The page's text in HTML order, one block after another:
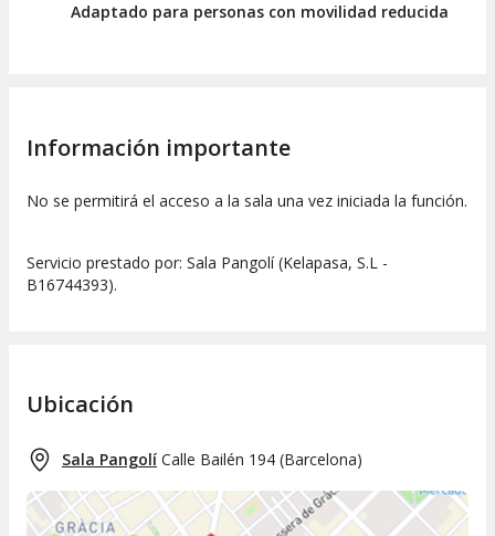
Adaptado para personas con movilidad reducida
Información importante
No se permitirá el acceso a la sala una vez iniciada la función.
Servicio prestado por: Sala Pangolí (Kelapasa, S.L -
B16744393).
Ubicación
Sala Pangolí Calle Bailén 194 (Barcelona)